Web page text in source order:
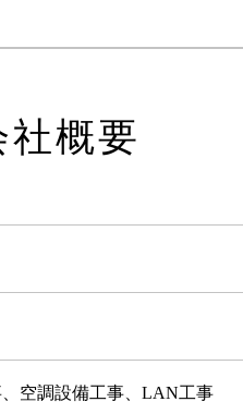
社概要
空調設備工事、LAN工事